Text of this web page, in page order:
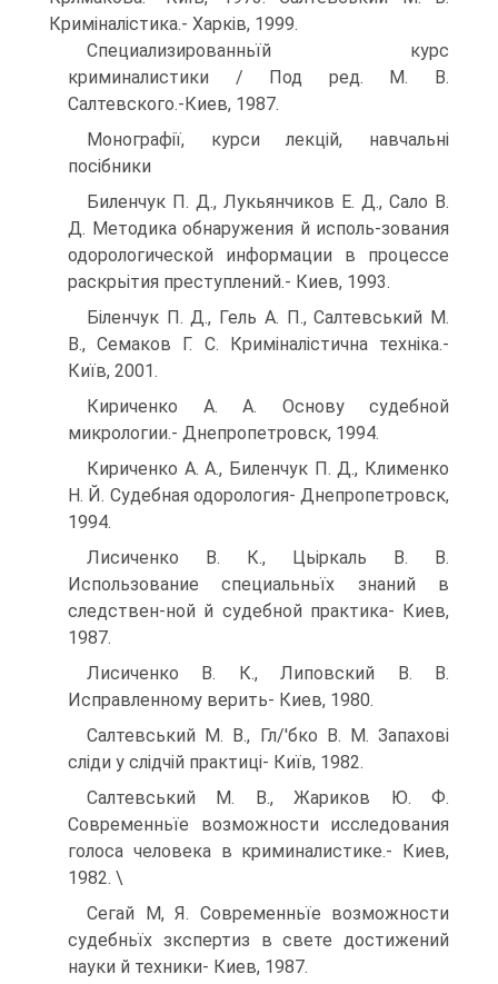
Криміналістика.- Харків, 1999.
Специализированньїй курс
криминалистики / Под ред. М. В.
Салтевского.-Киев, 1987.
Монографії, курси лекцій, навчальні
посібники
Биленчук П. Д., Лукьянчиков Е. Д., Сало В.
Д. Методика обнаружения й исполь-зования
одорологической информации в процессе
раскрьітия преступлений.- Киев, 1993.
Біленчук П. Д., Гель А. П., Салтевський М.
В., Семаков Г. С. Криміналістична техніка.-
Київ, 2001.
Кириченко А. А. Основу судебной
микрологии.- Днепропетровск, 1994.
Кириченко А. А., Биленчук П. Д., Клименко
Н. Й. Судебная одорология- Днепропетровск,
1994.
Лисиченко В. К., Цьіркаль В. В.
Использование специальньїх знаний в
следствен-ной й судебной практика- Киев,
1987.
Лисиченко В. К., Липовский В. В.
Исправленному верить- Киев, 1980.
Салтевський М. В., Гл/'бко В. М. Запахові
сліди у слідчій практиці- Київ, 1982.
Салтевський М. В., Жариков Ю. Ф.
Современньїе возможности исследования
голоса человека в криминалистике.- Киев,
1982. \
Сегай М, Я. Современньїе возможности
судебньїх зкспертиз в свете достижений
науки й техники- Киев, 1987.